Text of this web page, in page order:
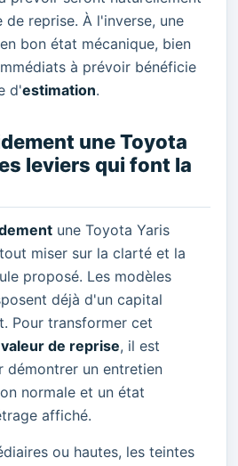
reprise. À l'inverse, une
bon état mécanique, bien
à prévoir bénéficie
d'estimation.
une Toyota
leviers qui font la
une Toyota Yaris
miser sur la clarté et la
proposé. Les modèles
déjà d'un capital
Pour transformer cet
valeur de reprise, il est
démontrer un entretien
normale et un état
affiché.
ou hautes, les teintes